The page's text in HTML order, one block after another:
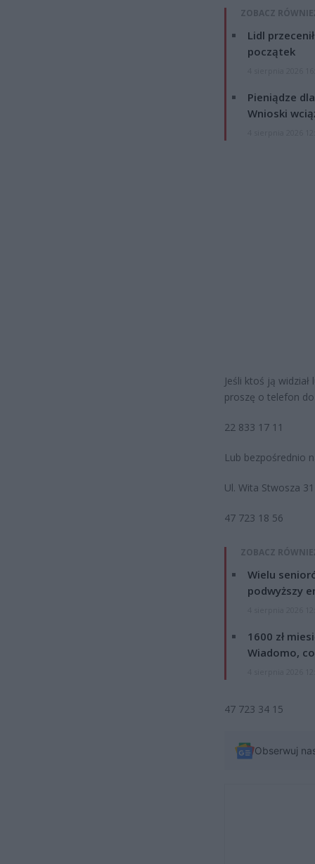
ZOBACZ
Lidl
początek
Pieniądze
Wnioski
Jeśli ktoś ją
proszę o telefon
22 833 17 11
Lub bezpośrednio
Ul. Wita Stwosza 31
47 723 18 56
ZOBACZ
Wielu
podwyższy
1600 zł
Wiadomo,
47 723 34 15
Obserwuj